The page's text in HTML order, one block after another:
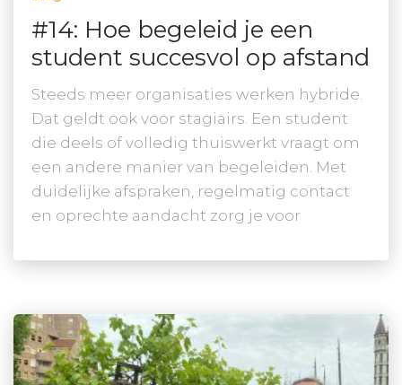
#14: Hoe begeleid je een
student succesvol op afstand
Steeds meer organisaties werken hybride.
Dat geldt ook voor stagiairs. Een student
die deels of volledig thuiswerkt vraagt om
een andere manier van begeleiden. Met
duidelijke afspraken, regelmatig contact
en oprechte aandacht zorg je voor